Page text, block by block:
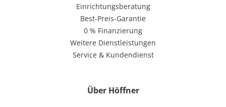
Einrichtungsberatung
Best-Preis-Garantie
0 % Finanzierung
Weitere Dienstleistungen
Service & Kundendienst
Über Höffner